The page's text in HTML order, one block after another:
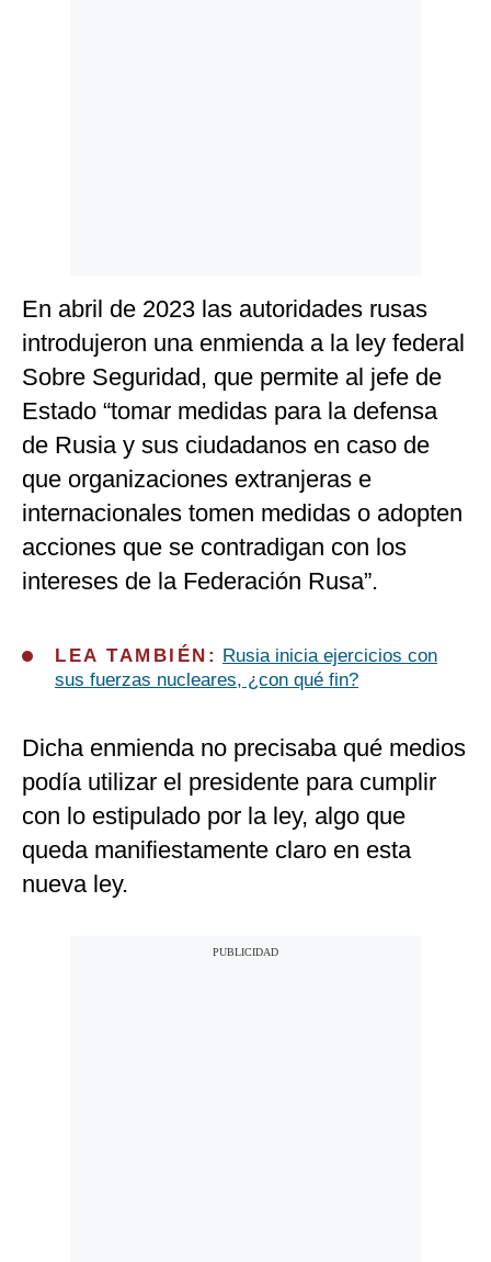
En abril de 2023 las autoridades rusas
introdujeron una enmienda a la ley federal
Sobre Seguridad, que permite al jefe de
Estado “tomar medidas para la defensa
de Rusia y sus ciudadanos en caso de
que organizaciones extranjeras e
internacionales tomen medidas o adopten
acciones que se contradigan con los
intereses de la Federación Rusa”.
LEA TAMBIÉN:
Rusia inicia ejercicios con
sus fuerzas nucleares, ¿con qué fin?
Dicha enmienda no precisaba qué medios
podía utilizar el presidente para cumplir
con lo estipulado por la ley, algo que
queda manifiestamente claro en esta
nueva ley.